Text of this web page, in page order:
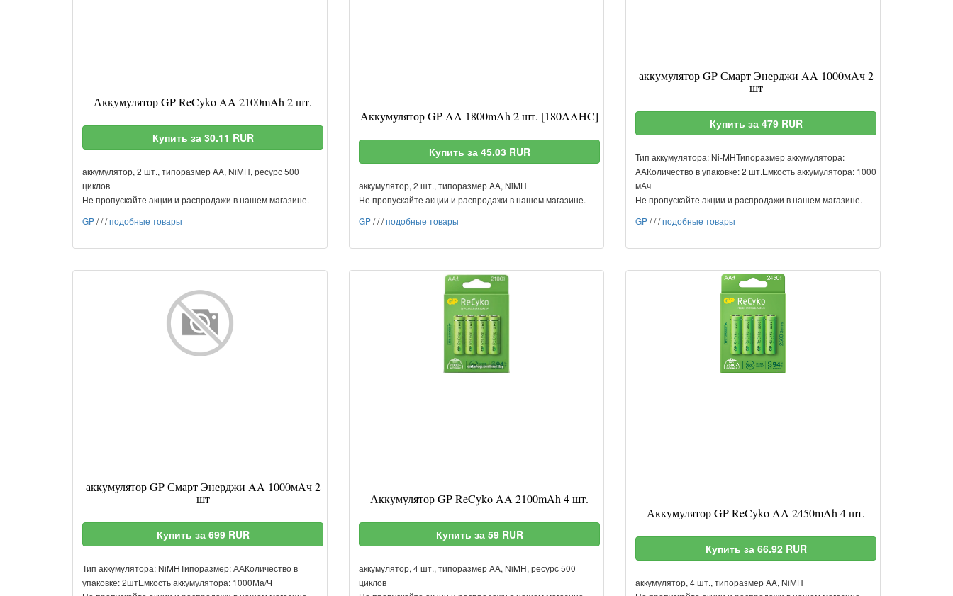
Аккумулятор GP ReCyko AA 2100mAh 2 шт.
Купить за 30.11 RUR
аккумулятор, 2 шт., типоразмер AA, NiMH, ресурс 500
циклов
Не пропускайте акции и распродажи в нашем магазине.
GP///подобные товары
Аккумулятор GP AA 1800mAh 2 шт. [180AAHC]
Купить за 45.03 RUR
аккумулятор, 2 шт., типоразмер AA, NiMH
Не пропускайте акции и распродажи в нашем магазине.
GP///подобные товары
аккумулятор GP Смарт Энерджи AA 1000мAч 2
шт
Купить за 479 RUR
Тип аккумулятора: Ni-MHТипоразмер аккумулятора:
AAКоличество в упаковке: 2 шт.Емкость аккумулятора: 1000
мАч
Не пропускайте акции и распродажи в нашем магазине.
GP///подобные товары
аккумулятор GP Смарт Энерджи AA 1000мAч 2
шт
Купить за 699 RUR
Тип аккумулятора: NiMHТипоразмер: ААКоличество в
упаковке: 2штЕмкость аккумулятора: 1000Ма/Ч
Аккумулятор GP ReCyko AA 2100mAh 4 шт.
Купить за 59 RUR
аккумулятор, 4 шт., типоразмер AA, NiMH, ресурс 500
циклов
Аккумулятор GP ReCyko AA 2450mAh 4 шт.
Купить за 66.92 RUR
аккумулятор, 4 шт., типоразмер AA, NiMH